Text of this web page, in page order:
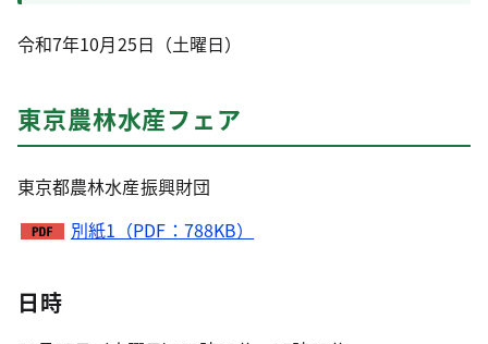
令和7年10月25日（土曜日）
東京農林水産フェア
東京都農林水産振興財団
別紙1（PDF：788KB）
日時